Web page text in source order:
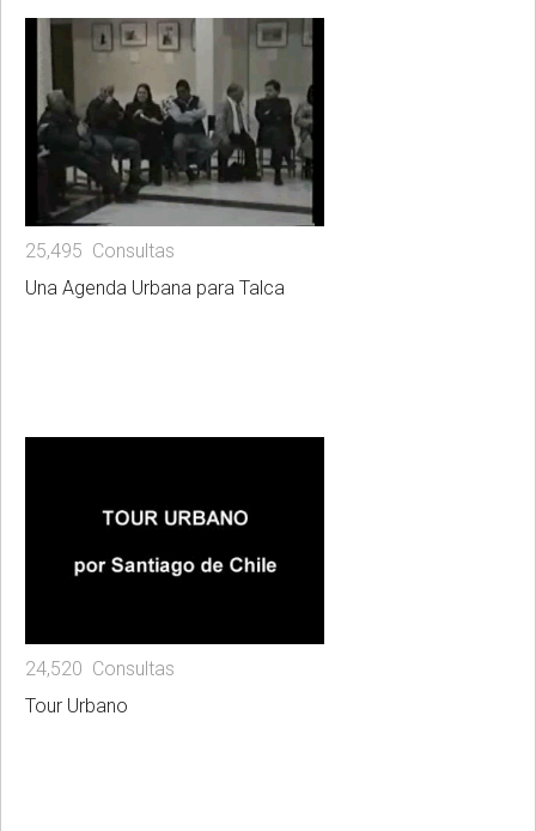
25,495 Consultas
Una Agenda Urbana para Talca
24,520 Consultas
Tour Urbano